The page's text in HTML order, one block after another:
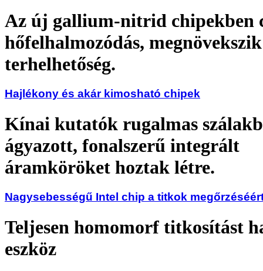
Az új gallium-nitrid chipekben
hőfelhalmozódás,
terhelhetőség.
Hajlékony és akár kimosható chipek
Kínai kutatók rugalmas
ágyazott, fonalszerű integrált
áramköröket hoztak létre.
Nagysebességű Intel chip a titkok
Teljesen homomorf titkosítást
eszköz